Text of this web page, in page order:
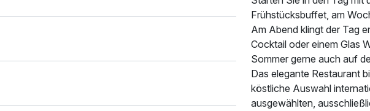
Frühstücksbuffet, am
Am Abend klingt der Tag
Cocktail oder einem Glas
Sommer gerne auch auf
Das elegante Restaurant
köstliche Auswahl
ausgewählten,